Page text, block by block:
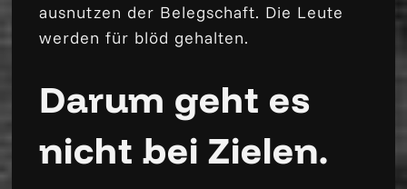
ausnutzen der Belegschaft. Die Leute
werden für blöd gehalten.
Darum geht es
nicht bei Zielen.